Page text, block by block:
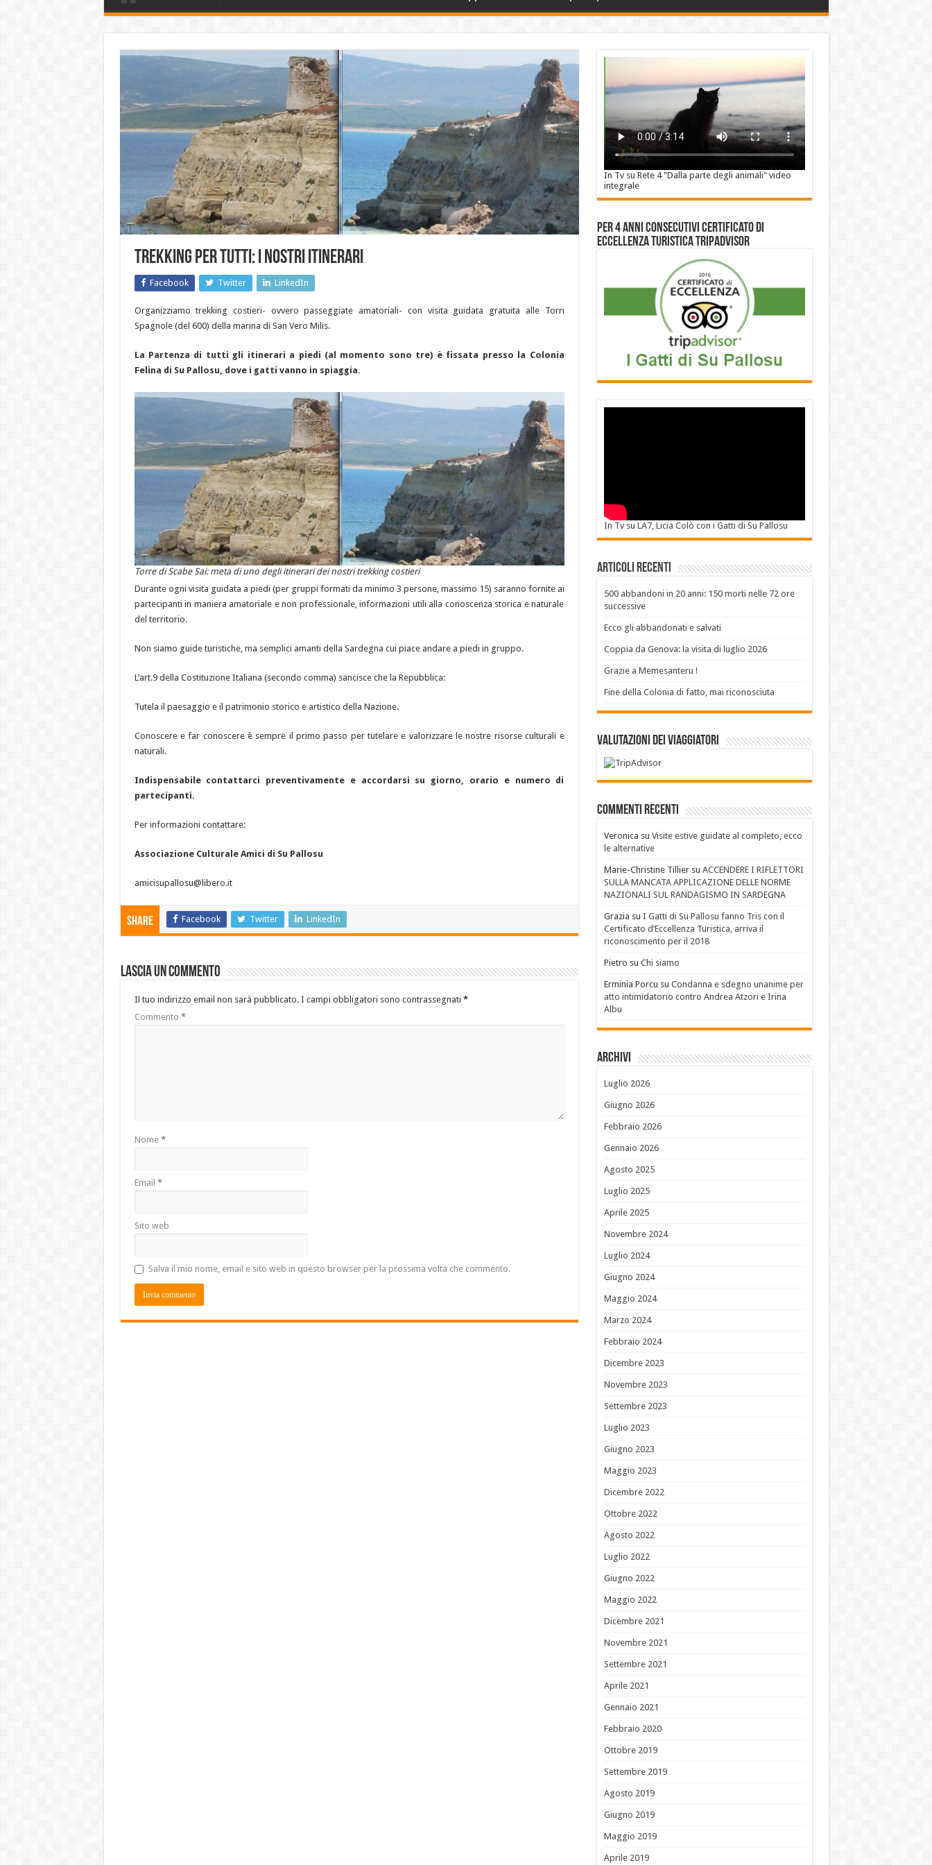
Trekking per tutti: i nostri itinerari
Facebook Twitter LinkedIn
Organizziamo trekking costieri- ovvero passeggiate amatoriali- con visita guidata gratuita alle Torri
Spagnole (del 600) della marina di San Vero Milis.
La Partenza di tutti gli itinerari a piedi (al momento sono tre) è fissata presso la Colonia
Felina di Su Pallosu, dove i gatti vanno in spiaggia.
Torre di Scabe Sai: meta di uno degli itinerari dei nostri trekking costieri
Durante ogni visita guidata a piedi (per gruppi formati da minimo 3 persone, massimo 15) saranno fornite ai
partecipanti in maniera amatoriale e non professionale, informazioni utili alla conoscenza storica e naturale
del territorio.
Non siamo guide turistiche, ma semplici amanti della Sardegna cui piace andare a piedi in gruppo.
L’art.9 della Costituzione Italiana (secondo comma) sancisce che la Repubblica:
Tutela il paesaggio e il patrimonio storico e artistico della Nazione.
Conoscere e far conoscere è sempre il primo passo per tutelare e valorizzare le nostre risorse culturali e
naturali.
Indispensabile contattarci preventivamente e accordarsi su giorno, orario e numero di
partecipanti.
Per informazioni contattare:
Associazione Culturale Amici di Su Pallosu
amicisupallosu@libero.it
Share Facebook Twitter LinkedIn
Lascia un commento
Il tuo indirizzo email non sarà pubblicato. I campi obbligatori sono contrassegnati *
Commento *
Nome *
Email *
Sito web
Salva il mio nome, email e sito web in questo browser per la prossima volta che commento.
In Tv su Rete 4 "Dalla parte degli animali" video
integrale
Per 4 anni consecutivi Certificato di
Eccellenza Turistica Tripadvisor
In Tv su LA7, Licia Colò con i Gatti di Su Pallosu
Articoli recenti
500 abbandoni in 20 anni: 150 morti nelle 72 ore
successive
Ecco gli abbandonati e salvati
Coppia da Genova: la visita di luglio 2026
Grazie a Memesanteru !
Fine della Colonia di fatto, mai riconosciuta
Valutazioni dei Viaggiatori
Commenti recenti
Veronica su Visite estive guidate al completo, ecco
le alternative
Marie-Christine Tilliersu ACCENDERE I RIFLETTORI
SULLA MANCATA APPLICAZIONE DELLE NORME
NAZIONALI SUL RANDAGISMO IN SARDEGNA
Grazia su I Gatti di Su Pallosu fanno Tris con il
Certificato d’Eccellenza Turistica, arriva il
riconoscimento per il 2018
Pietro su Chi siamo
Erminia Porcu su Condanna e sdegno unanime per
atto intimidatorio contro Andrea Atzori e Irina
Albu
Archivi
Luglio 2026
Giugno 2026
Febbraio 2026
Gennaio 2026
Agosto 2025
Luglio 2025
Aprile 2025
Novembre 2024
Luglio 2024
Giugno 2024
Maggio 2024
Marzo 2024
Febbraio 2024
Dicembre 2023
Novembre 2023
Settembre 2023
Luglio 2023
Giugno 2023
Maggio 2023
Dicembre 2022
Ottobre 2022
Agosto 2022
Luglio 2022
Giugno 2022
Maggio 2022
Dicembre 2021
Novembre 2021
Settembre 2021
Aprile 2021
Gennaio 2021
Febbraio 2020
Ottobre 2019
Settembre 2019
Agosto 2019
Giugno 2019
Maggio 2019
Aprile 2019